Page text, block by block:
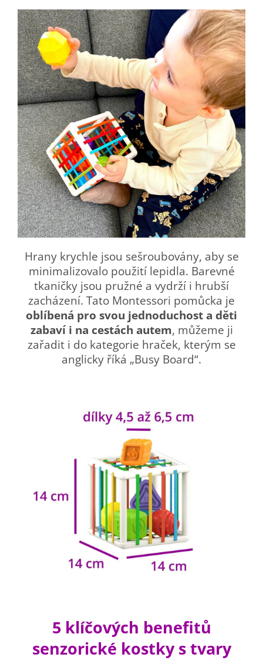
Hrany krychle jsou sešroubovány, aby se
minimalizovalo použití lepidla. Barevné
tkaničky jsou pružné a vydrží i hrubší
zacházení. Tato Montessori pomůcka je
oblíbená pro svou jednoduchost a děti
zabaví i na cestách autem, můžeme ji
zařadit i do kategorie hraček, kterým se
anglicky říká „Busy Board“.
5 klíčových benefitů
senzorické kostky s tvary